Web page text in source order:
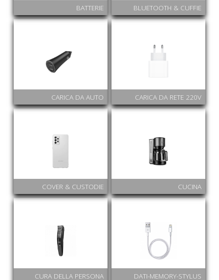
BATTERIE BLUETOOTH & CUFFIE
CARICA DA AUTO CARICA DA RETE 220V
COVER & CUSTODIE CUCINA
CURA DELLA PERSONA DATI-MEMORY-STYLUS